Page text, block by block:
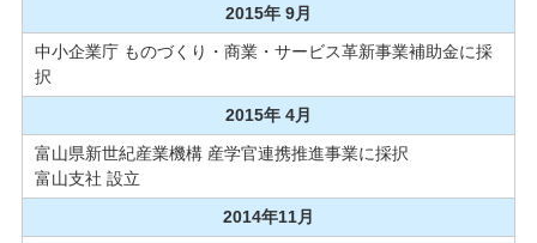
2015年 9月
中小企業庁 ものづくり・商業・サービス革新事業補助金に採
択
2015年 4月
富山県新世紀産業機構 産学官連携推進事業に採択
富山支社 設立
2014年11月